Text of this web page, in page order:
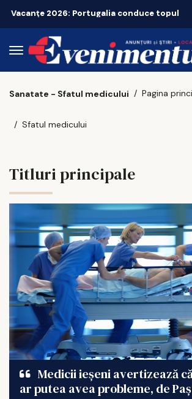
Vacanțe 2026: Portugalia conduce topul
Sanatate - Sfatul medicului Pagina
Sfatul medicului
Titluri principale
Medicii ieșeni avertizează
ar putea avea probleme, de